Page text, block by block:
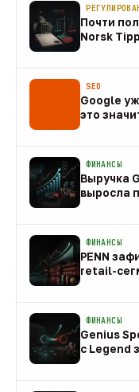
Почти
Norsk
SEO
Google
это
ФИНАНСЫ
Выручка
выросла
ФИНАНСЫ
PENN
retail-
ФИНАНСЫ
Genius
с Legend